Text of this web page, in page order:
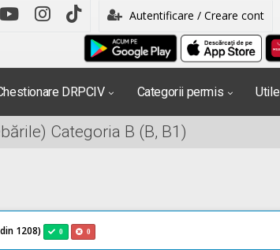
Autentificare / Creare cont
DRPCIV Categorii permis Utile
Categoria B (B, B1)
1208) 0 0